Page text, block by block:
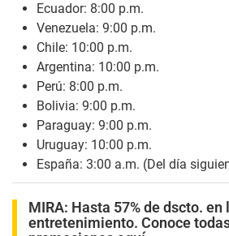
Ecuador: 8:00 p.m.
Venezuela: 9:00 p.m.
Chile: 10:00 p.m.
Argentina: 10:00 p.m.
Perú: 8:00 p.m.
Bolivia: 9:00 p.m.
Paraguay: 9:00 p.m.
Uruguay: 10:00 p.m.
España: 3:00 a.m. (Del día
MIRA: Hasta 57% de dscto. en
entretenimiento. Conoce